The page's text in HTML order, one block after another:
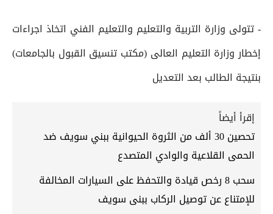
- تتولى وزارة التربية والتعليم والتعليم الفني اتخاذ اجراءات
إخطار وزارة التعليم العالى (مكتب تنسيق القبول بالجامعات)
بنتيجة الطالب بعد التعديل
إقرأ أيضاً
تحصين 30 ألف من الثروة الحيوانية ببني سويف ضد
الحمى القلاعية والوادي المتصدع
سحب 8 رخص قيادة والتحفظ على السيارات المخالفة
للإمتناع عن توصيل الركاب ببنى سويف